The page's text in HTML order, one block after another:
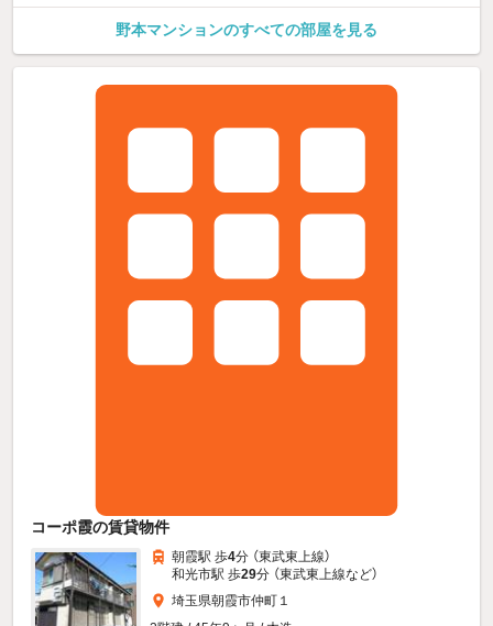
野本マンションのすべての部屋を見る
コーポ霞の賃貸物件
朝霞駅 歩4分 （東武東上線）
和光市駅 歩29分 （東武東上線など）
埼玉県朝霞市仲町１